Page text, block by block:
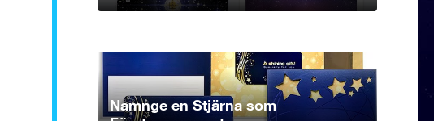
Namnge en Stjärna som